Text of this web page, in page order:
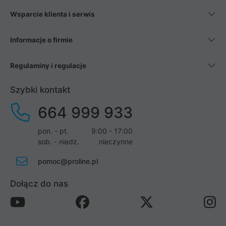
Wsparcie klienta i serwis
Informacje o firmie
Regulaminy i regulacje
Szybki kontakt
664 999 933
pon. - pt.
9:00 - 17:00
sob. - niedz.
nieczynne
pomoc@proline.pl
Dołącz do nas